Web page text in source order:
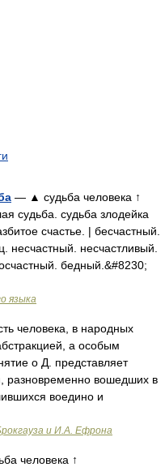
— ▲ судьба человека ↑
судьба. судьба злодейка
счастье. | бесчастный.
несчастный. несчастливый.
бедный.&#8230;
языка
человека, в народных
а особым
о Д. представляет
разновременно вошедших в
воедино и
и И.А. Ефрона
человека ↑